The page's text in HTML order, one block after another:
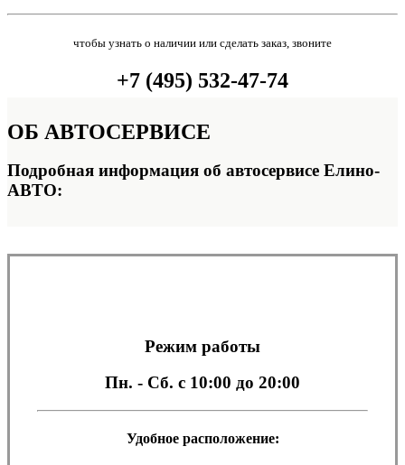
чтобы узнать о наличии или сделать заказ, звоните
+7 (495) 532-47-74
ОБ АВТОСЕРВИСЕ
Подробная информация об автосервисе Елино-
АВТО:
Режим работы
Пн. - Сб. с 10:00 до 20:00
Удобное расположение: